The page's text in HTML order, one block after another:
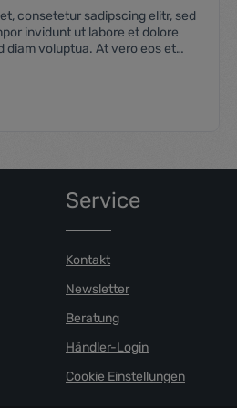
die
consetetur sadipscing elitr, sed
invidunt ut labore et dolore
diam voluptua. At vero eos et
invidunt ut labore et dolore
Gib den
Service
Kontakt
Newsletter
Beratung
Händler-Login
Cookie Einstellungen